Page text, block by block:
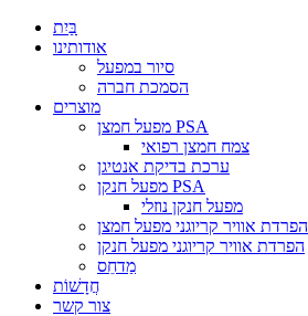
בַּיִת
אודותינו
סיור במפעל
הסמכת חברה
מוצרים
מפעל חמצן PSA
צמח חמצן רפואי
ערכת בדיקת אנטיגן
מפעל חנקן PSA
מפעל חנקן נוזלי
הפרדת אוויר קריוגני מפעל חמצן
הפרדת אוויר קריוגני מפעל חנקן
מַדחֵס
חֲדָשׁוֹת
צור קשר